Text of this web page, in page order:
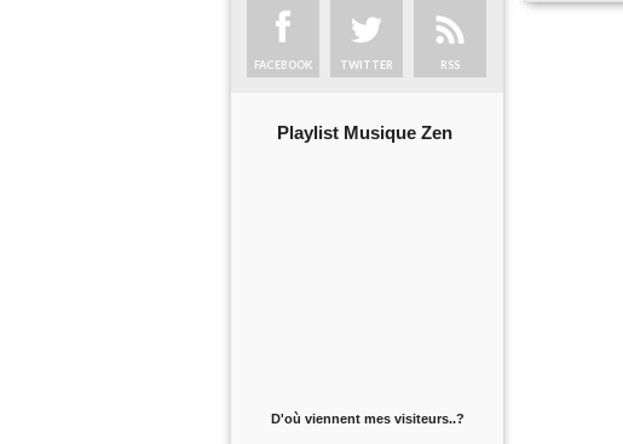
FACEBOOK TWITTER RSS
Playlist Musique Zen
D'où viennent mes visiteurs..?